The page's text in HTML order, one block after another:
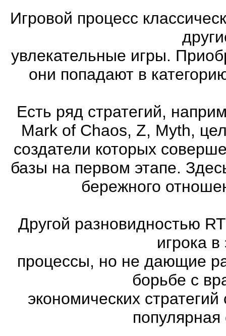
Игровой процесс
увлекательные игры.
они попадают в
Есть ряд стратегий,
Mark of Chaos, Z, Myth,
создатели которых
базы на первом этапе.
бережного
Другой разновидностью
игрока
процессы, но не дающие
борьбе с
экономических